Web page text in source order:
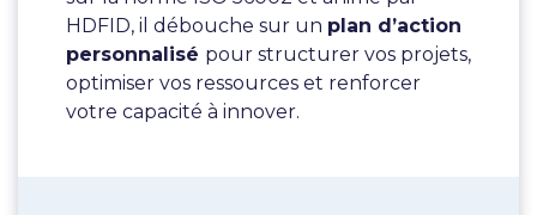
HDFID, il débouche sur un plan d’action
personnalisé pour structurer vos projets,
optimiser vos ressources et renforcer
votre capacité à innover.